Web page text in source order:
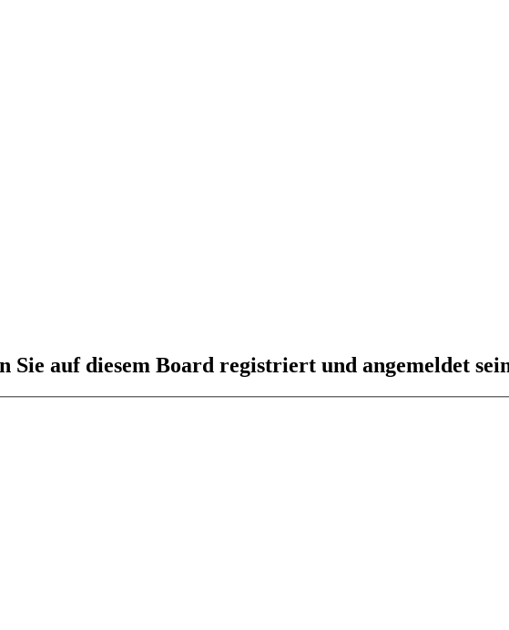
Sie auf diesem Board registriert und angemeldet